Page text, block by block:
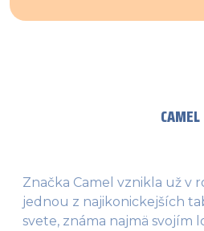
CAMEL
Značka Camel vznikla už v
jednou z najikonickejších
svete, známa najmä svojím